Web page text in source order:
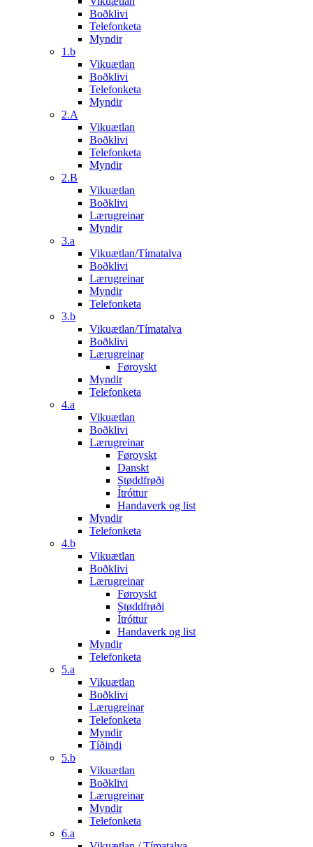
Boðklivi
Telefonketa
Myndir
1.b
Vikuætlan
Boðklivi
Telefonketa
Myndir
2.A
Vikuætlan
Boðklivi
Telefonketa
Myndir
2.B
Vikuætlan
Boðklivi
Lærugreinar
Myndir
3.a
Vikuætlan/Tímatalva
Boðklivi
Lærugreinar
Myndir
Telefonketa
3.b
Vikuætlan/Tímatalva
Boðklivi
Lærugreinar
Føroyskt
Myndir
Telefonketa
4.a
Vikuætlan
Boðklivi
Lærugreinar
Føroyskt
Danskt
Støddfrøði
Ítróttur
Handaverk og list
Myndir
Telefonketa
4.b
Vikuætlan
Boðklivi
Lærugreinar
Føroyskt
Støddfrøði
Ítróttur
Handaverk og list
Myndir
Telefonketa
5.a
Vikuætlan
Boðklivi
Lærugreinar
Telefonketa
Myndir
Tíðindi
5.b
Vikuætlan
Boðklivi
Lærugreinar
Myndir
Telefonketa
6.a